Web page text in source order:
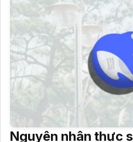
Nguyên nhân thực